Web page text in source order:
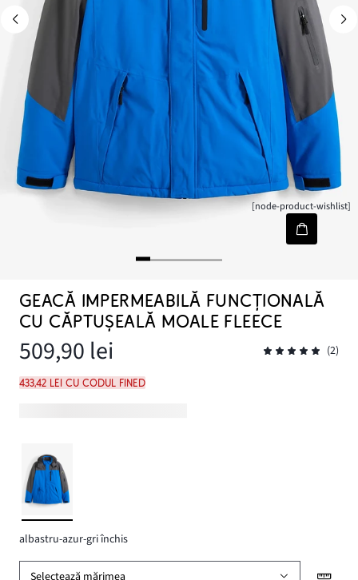
[node-product-wishlist]
GEACĂ IMPERMEABILĂ FUNCȚIONALĂ
CU CĂPTUȘEALĂ MOALE FLEECE
509,90 lei (2)
433,42 lei cu codul FINED
albastru-azur-gri închis
Selectează mărimea